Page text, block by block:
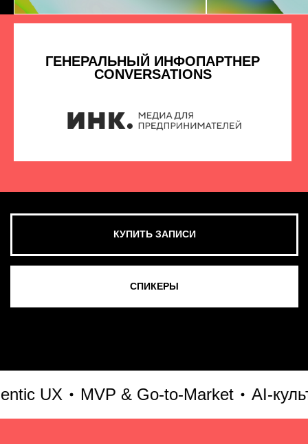
UX MVP & Go-to-Market AI-
СМОТРЕТЬ ВСЕ ФОТО